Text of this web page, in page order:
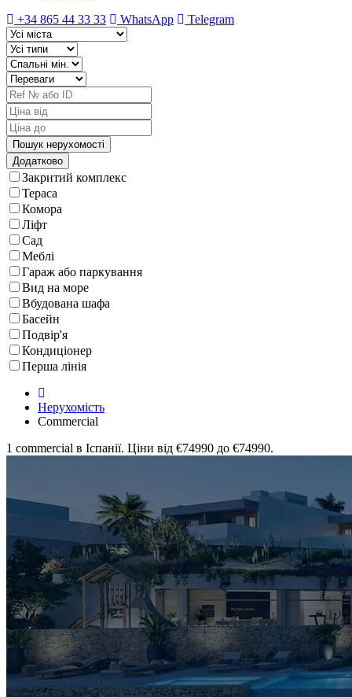
+34 865 44 33 33
WhatsApp Telegram
Додатково
Закритий комплекс
Тераса
Комора
Ліфт
Сад
Меблі
Гараж або паркування
Вид на море
Вбудована шафа
Басейн
Подвір'я
Кондиціонер
Перша лінія
Нерухомість
Commercial
1 commercial в Іспанії. Ціни від €74990 до €74990.